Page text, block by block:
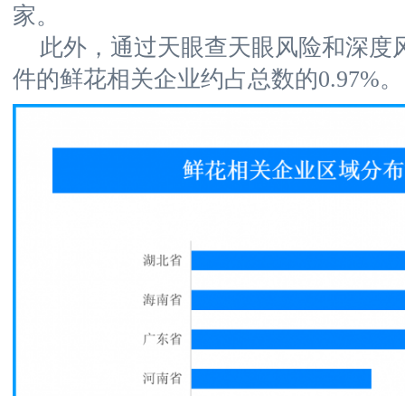
家。
此外，通过天眼查天眼风险和深度
件的鲜花相关企业约占总数的0.97%。